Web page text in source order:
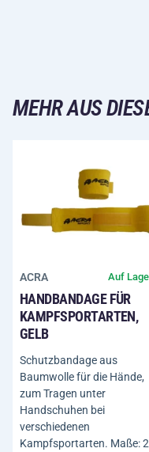
MEHR AUS
ACRA Auf
HANDBANDAGE FÜR
KAMPFSPORTARTEN,
GELB
Schutzbandage aus
Baumwolle für die Hände,
zum Tragen unter
Handschuhen bei
verschiedenen
Kampfsportarten. Maße: